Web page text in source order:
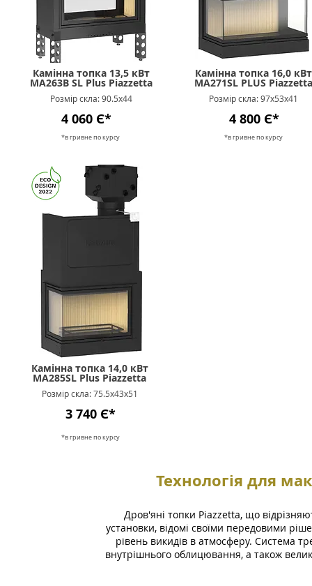
Камінна топка 13,5 кВт
MA263B SL Plus Piazzetta
Розмір скла: 90.5х44
4 060 Є*
*в гривне по курсу
Камінна топка 16,0 кВт
MA271SL PLUS Piazzetta
Розмір скла: 97х53x41
4 800 Є*
*в гривне по курсу
Камінна топка 14,0 кВт
MA285SL Plus Piazzetta
Розмір скла: 75.5х43x51
3 740 Є*
*в гривне по курсу
Технологія для
Дров'яні топки Piazzetta, що
установки, відомі своїми передовими
рівень викидів в атмосферу. Система
внутрішнього облицювання, а також